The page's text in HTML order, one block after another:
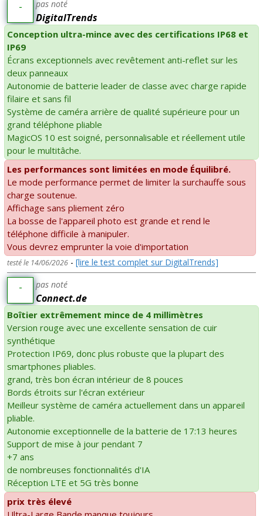
- pas noté
DigitalTrends
Conception ultra-mince avec des certifications IP68 et
IP69
Écrans exceptionnels avec revêtement anti-reflet sur les
deux panneaux
Autonomie de batterie leader de classe avec charge rapide
filaire et sans fil
Système de caméra arrière de qualité supérieure pour un
grand téléphone pliable
MagicOS 10 est soigné, personnalisable et réellement utile
pour le multitâche.
Les performances sont limitées en mode Équilibré.
Le mode performance permet de limiter la surchauffe sous
charge soutenue.
Affichage sans pliement zéro
La bosse de l'appareil photo est grande et rend le
téléphone difficile à manipuler.
Vous devrez emprunter la voie d'importation
testé le 14/06/2026 - [lire le test complet sur DigitalTrends]
- pas noté
Connect.de
Boîtier extrêmement mince de 4 millimètres
Version rouge avec une excellente sensation de cuir
synthétique
Protection IP69, donc plus robuste que la plupart des
smartphones pliables.
grand, très bon écran intérieur de 8 pouces
Bords étroits sur l'écran extérieur
Meilleur système de caméra actuellement dans un appareil
pliable.
Autonomie exceptionnelle de la batterie de 17:13 heures
Support de mise à jour pendant 7
+7 ans
de nombreuses fonctionnalités d'IA
Réception LTE et 5G très bonne
prix très élevé